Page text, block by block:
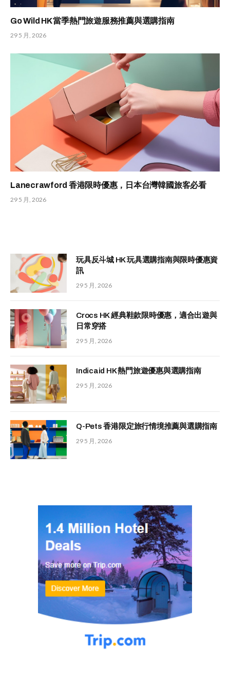
Go Wild HK 當季熱門旅遊服務推薦與選購指南
29 5 月, 2026
Lanecrawford 香港限時優惠，日本台灣韓國旅客必看
29 5 月, 2026
玩具反斗城 HK 玩具選購指南與限時優惠資
訊
29 5 月, 2026
Crocs HK 經典鞋款限時優惠，適合出遊與
日常穿搭
29 5 月, 2026
Indicaid HK 熱門旅遊優惠與選購指南
29 5 月, 2026
Q-Pets 香港限定旅行情境推薦與選購指南
29 5 月, 2026